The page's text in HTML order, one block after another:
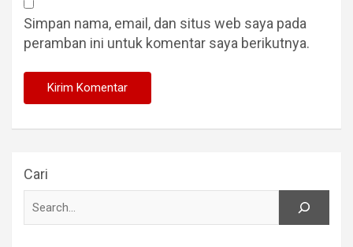
Simpan nama, email, dan situs web saya pada
peramban ini untuk komentar saya berikutnya.
Cari